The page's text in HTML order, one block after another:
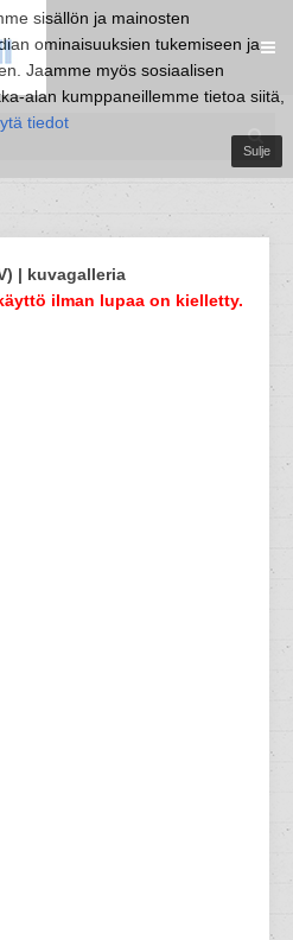
sisällön ja mainosten
ominaisuuksien tukemiseen ja
Jaamme myös sosiaalisen
alan kumppaneillemme tietoa siitä,
tiedot
Sulje
| kuvagalleria
ilman lupaa on kielletty.